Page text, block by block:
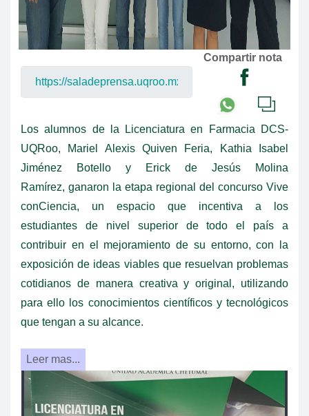
Compartir nota
Los alumnos de la Licenciatura en Farmacia DCS-
UQRoo, Mariel Alexis Quiven Feria, Kathia Isabel
Jiménez Botello y Erick de Jesús Molina
Ramírez, ganaron la etapa regional del concurso Vive
conCiencia, un espacio que incentiva a los
estudiantes de nivel superior de todo el país a
contribuir en el mejoramiento de su entorno, con la
exposición de ideas viables que resuelvan problemas
cotidianos de manera creativa y original, utilizando
para ello los conocimientos científicos y tecnológicos
que tengan a su alcance.
Leer mas...